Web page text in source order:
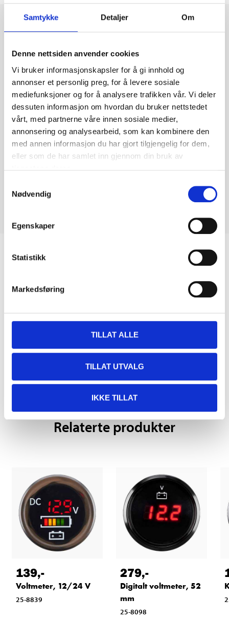
Samtykke Detaljer Om
Denne nettsiden anvender cookies
Vi bruker informasjonskapsler for å gi innhold og
annonser et personlig preg, for å levere sosiale
mediefunksjoner og for å analysere trafikken vår. Vi deler
dessuten informasjon om hvordan du bruker nettstedet
vårt, med partnerne våre innen sosiale medier,
annonsering og analysearbeid, som kan kombinere den
med annen informasjon du har gjort tilgjengelig for dem,
eller som de har samlet inn gjennom din bruk av
Nødvendig
Egenskaper
Statistikk
Markedsføring
TILLAT ALLE
TILLAT UTVALG
IKKE TILLAT
Kjøp & Hent
Kjøp & Hent i ditt varehus.
LES MER
Relaterte produkter
139,-
Voltmeter, 12/24 V
25-8839
279,-
Digitalt voltmeter, 52
mm
25-8098